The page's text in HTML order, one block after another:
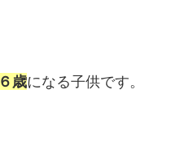
６歳になる子供です。